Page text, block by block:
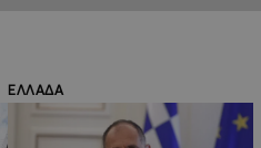
ΕΛΛΑΔΑ